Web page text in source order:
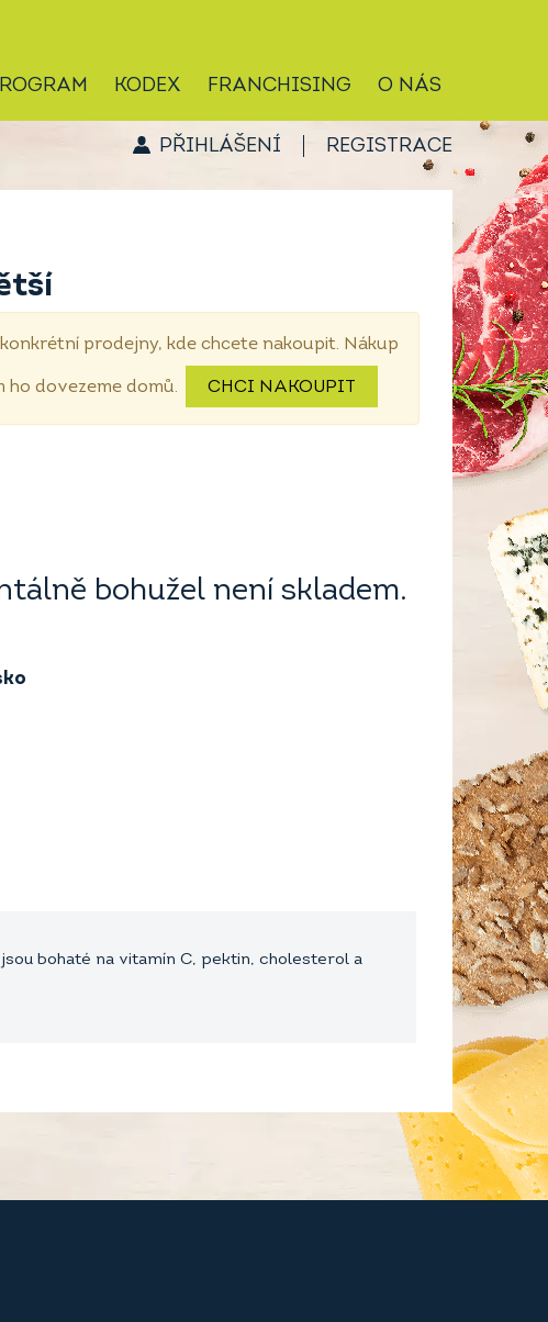
KODEX FRANCHISING O NÁS
PŘIHLÁŠENÍ REGISTRACE
prodejny, kde chcete nakoupit. Nákup
ho dovezeme domů. CHCI NAKOUPIT
bohužel není skladem.
bohaté na vitamín C, pektin, cholesterol a